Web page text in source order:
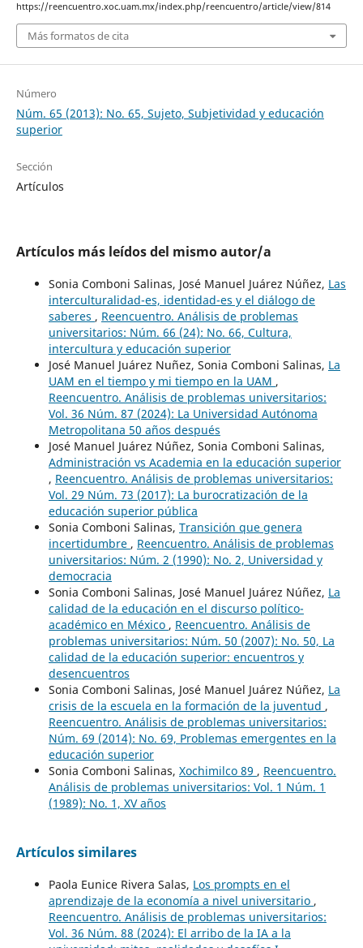
https://reencuentro.xoc.uam.mx/index.php/reencuentro/article/view/814
Más formatos de cita
Número
Núm. 65 (2013): No. 65, Sujeto, Subjetividad y educación
superior
Sección
Artículos
Artículos más leídos del mismo autor/a
Sonia Comboni Salinas, José Manuel Juárez Núñez, Las
interculturalidad-es, identidad-es y el diálogo de
saberes , Reencuentro. Análisis de problemas
universitarios: Núm. 66 (24): No. 66, Cultura,
intercultura y educación superior
José Manuel Juárez Nuñez, Sonia Comboni Salinas, La
UAM en el tiempo y mi tiempo en la UAM ,
Reencuentro. Análisis de problemas universitarios:
Vol. 36 Núm. 87 (2024): La Universidad Autónoma
Metropolitana 50 años después
José Manuel Juárez Núñez, Sonia Comboni Salinas,
Administración vs Academia en la educación superior
, Reencuentro. Análisis de problemas universitarios:
Vol. 29 Núm. 73 (2017): La burocratización de la
educación superior pública
Sonia Comboni Salinas, Transición que genera
incertidumbre , Reencuentro. Análisis de problemas
universitarios: Núm. 2 (1990): No. 2, Universidad y
democracia
Sonia Comboni Salinas, José Manuel Juárez Núñez, La
calidad de la educación en el discurso político-
académico en México , Reencuentro. Análisis de
problemas universitarios: Núm. 50 (2007): No. 50, La
calidad de la educación superior: encuentros y
desencuentros
Sonia Comboni Salinas, José Manuel Juárez Núñez, La
crisis de la escuela en la formación de la juventud ,
Reencuentro. Análisis de problemas universitarios:
Núm. 69 (2014): No. 69, Problemas emergentes en la
educación superior
Sonia Comboni Salinas, Xochimilco 89 , Reencuentro.
Análisis de problemas universitarios: Vol. 1 Núm. 1
(1989): No. 1, XV años
Artículos similares
Paola Eunice Rivera Salas, Los prompts en el
aprendizaje de la economía a nivel universitario ,
Reencuentro. Análisis de problemas universitarios:
Vol. 36 Núm. 88 (2024): El arribo de la IA a la